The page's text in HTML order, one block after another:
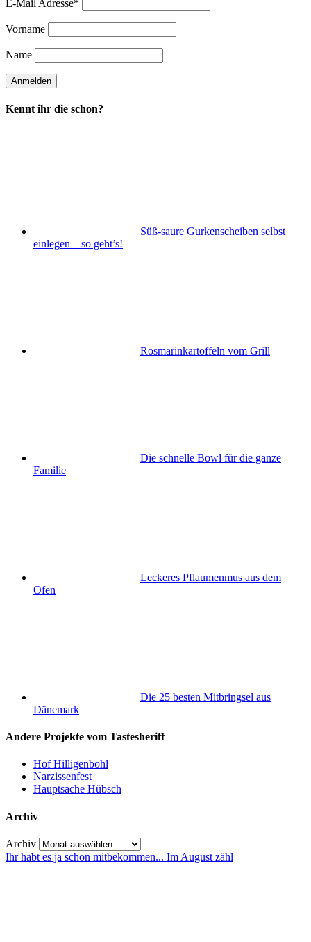
E-Mail Adresse*
Vorname
Name
Kennt ihr die schon?
Süß-saure Gurkenscheiben selbst
einlegen – so geht’s!
Rosmarinkartoffeln vom Grill
Die schnelle Bowl für die ganze
Familie
Leckeres Pflaumenmus aus dem
Ofen
Die 25 besten Mitbringsel aus
Dänemark
Andere Projekte vom Tastesheriff
Hof Hilligenbohl
Narzissenfest
Hauptsache Hübsch
Archiv
Archiv
Ihr habt es ja schon mitbekommen... Im August zähl